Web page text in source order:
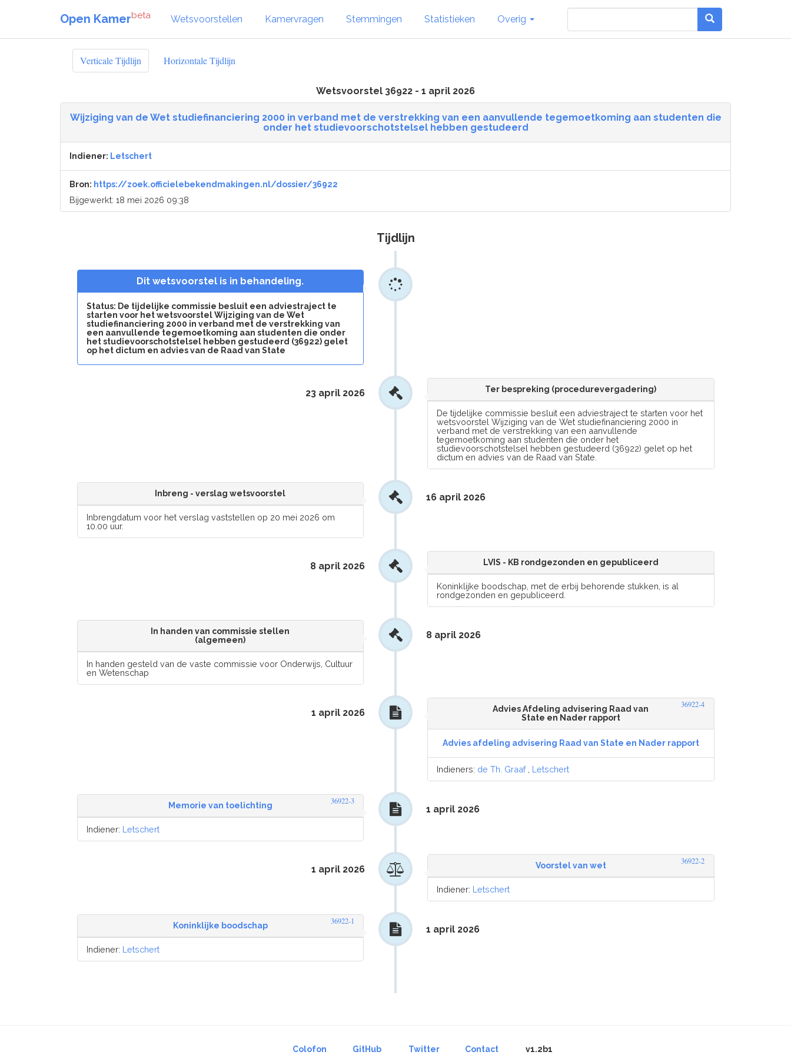
Open Kamerbeta Wetsvoorstellen Kamervragen Stemmingen Statistieken Overig
Verticale Tijdlijn Horizontale Tijdlijn
Wetsvoorstel 36922 - 1 april 2026
Wijziging van de Wet studiefinanciering 2000 in verband met de verstrekking van een aanvullende tegemoetkoming aan studenten die
onder het studievoorschotstelsel hebben gestudeerd
Indiener: Letschert
Bron: https://zoek.officielebekendmakingen.nl/dossier/36922
Bijgewerkt: 18 mei 2026 09:38
Tijdlijn
Dit wetsvoorstel is in behandeling.
Status: De tijdelijke commissie besluit een adviestraject te
starten voor het wetsvoorstel Wijziging van de Wet
studiefinanciering 2000 in verband met de verstrekking van
een aanvullende tegemoetkoming aan studenten die onder
het studievoorschotstelsel hebben gestudeerd (36922) gelet
op het dictum en advies van de Raad van State
Ter bespreking (procedurevergadering)
De tijdelijke commissie besluit een adviestraject te starten voor het
wetsvoorstel Wijziging van de Wet studiefinanciering 2000 in
verband met de verstrekking van een aanvullende
tegemoetkoming aan studenten die onder het
studievoorschotstelsel hebben gestudeerd (36922) gelet op het
dictum en advies van de Raad van State.
23 april 2026
Inbreng - verslag wetsvoorstel
Inbrengdatum voor het verslag vaststellen op 20 mei 2026 om
10.00 uur.
16 april 2026
LVIS - KB rondgezonden en gepubliceerd
Koninklijke boodschap, met de erbij behorende stukken, is al
rondgezonden en gepubliceerd.
8 april 2026
In handen van commissie stellen
(algemeen)
In handen gesteld van de vaste commissie voor Onderwijs, Cultuur
en Wetenschap
8 april 2026
Advies Afdeling advisering Raad van
State en Nader rapport
36922-4
Advies afdeling advisering Raad van State en Nader rapport
Indieners: de Th. Graaf, Letschert
1 april 2026
Memorie van toelichting 36922-3
Indiener: Letschert
1 april 2026
Voorstel van wet 36922-2
Indiener: Letschert
1 april 2026
Koninklijke boodschap 36922-1
Indiener: Letschert
1 april 2026
Colofon GitHub Twitter Contact v1.2b1